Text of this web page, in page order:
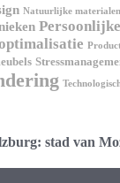
Natuurlijke materialen
stad van